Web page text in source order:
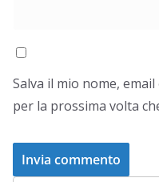
Salva il mio nome,
per la prossima volta